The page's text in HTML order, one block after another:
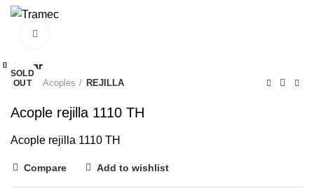
Inicio Acoples REJILLA
Acople rejilla 1110 TH
Acople rejilla 1110 TH
Compare Add to wishlist
Cerrar
Cerrar
SOLD
OUT
Cerrar
Cerrar
SOLD
OUT
Cerrar
Cerrar
Cerrar
Cerrar